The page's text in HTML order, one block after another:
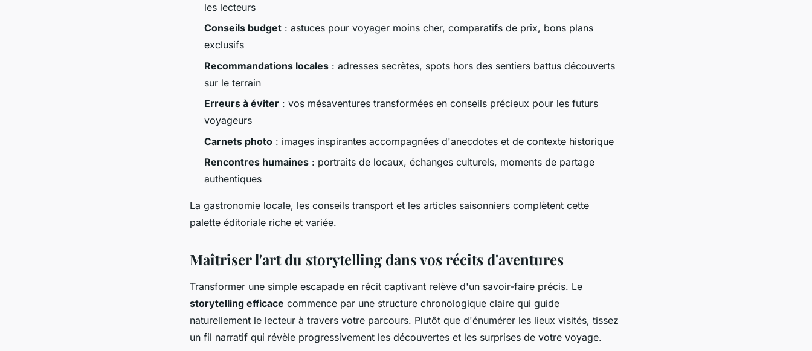
les lecteurs
Conseils budget : astuces pour voyager moins cher, comparatifs de prix, bons plans
exclusifs
Recommandations locales : adresses secrètes, spots hors des sentiers battus découverts
sur le terrain
Erreurs à éviter : vos mésaventures transformées en conseils précieux pour les futurs
voyageurs
Carnets photo : images inspirantes accompagnées d'anecdotes et de contexte historique
Rencontres humaines : portraits de locaux, échanges culturels, moments de partage
authentiques
La gastronomie locale, les conseils transport et les articles saisonniers complètent cette
palette éditoriale riche et variée.
Maîtriser l'art du storytelling dans vos récits d'aventures
Transformer une simple escapade en récit captivant relève d'un savoir-faire précis. Le
storytelling efficace commence par une structure chronologique claire qui guide
naturellement le lecteur à travers votre parcours. Plutôt que d'énumérer les lieux visités, tissez
un fil narratif qui révèle progressivement les découvertes et les surprises de votre voyage.